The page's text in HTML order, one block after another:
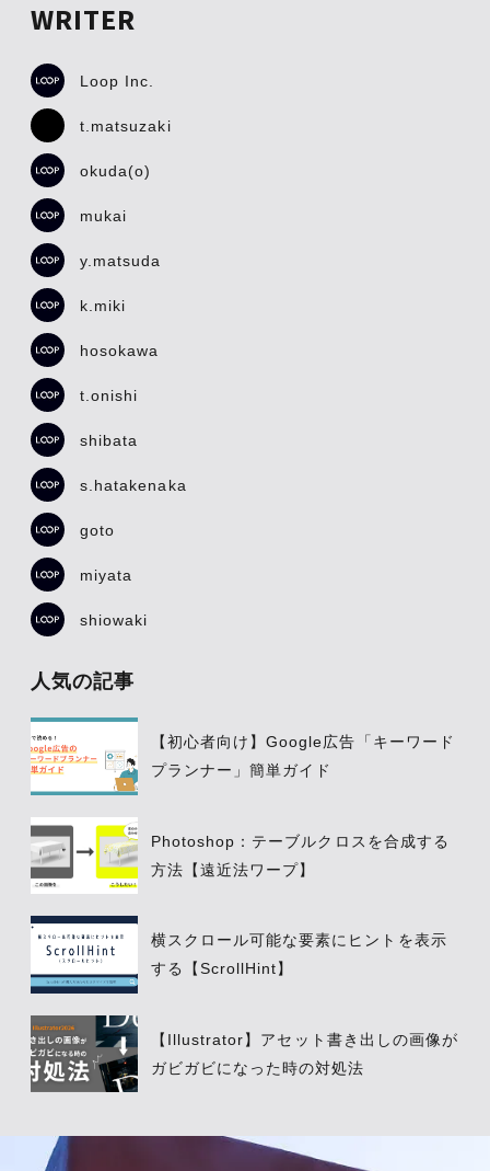
WRITER
Loop Inc.
t.matsuzaki
okuda(o)
mukai
y.matsuda
k.miki
hosokawa
t.onishi
shibata
s.hatakenaka
goto
miyata
shiowaki
人気の記事
【初心者向け】Google広告「キーワード
プランナー」簡単ガイド
Photoshop：テーブルクロスを合成する
方法【遠近法ワープ】
横スクロール可能な要素にヒントを表示
する【ScrollHint】
【Illustrator】アセット書き出しの画像が
ガビガビになった時の対処法